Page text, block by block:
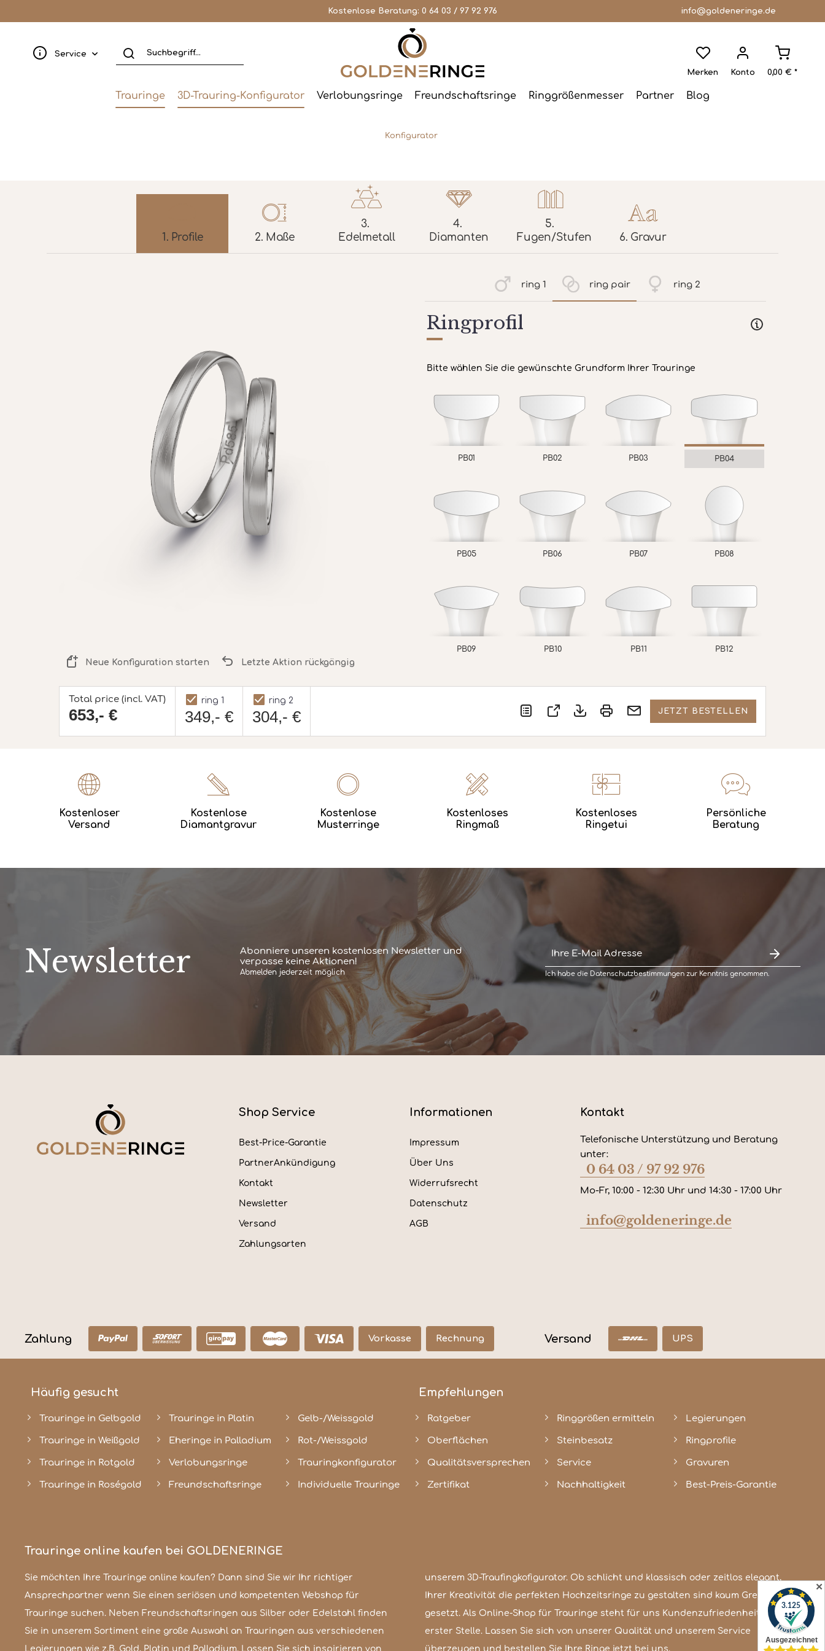
Kostenlose Beratung: 0 64 03 / 97 92 976 info@goldeneringe.de
Service
Merken Konto 0,00 € *
Trauringe 3D-Trauring-Konfigurator Verlobungsringe Freundschaftsringe Ringgrößenmesser Partner Blog
Konfigurator
1. Profile 2. Maße
3.
Edelmetall
4.
Diamanten
5.
Fugen/Stufen
6. Gravur
Neue Konfiguration starten Letzte Aktion rückgängig
ring 1 ring pair ring 2
Ringprofil
Bitte wählen Sie die gewünschte Grundform Ihrer Trauringe
PB01 PB02 PB03 PB04
PB05 PB06 PB07 PB08
PB09 PB10 PB11 PB12
Total price (incl. VAT)
653,- €
ring 1
349,- €
ring 2
304,- € JETZT BESTELLEN
Kostenloser
Versand
Kostenlose
Diamantgravur
Kostenlose
Musterringe
Kostenloses
Ringmaß
Kostenloses
Ringetui
Persönliche
Beratung
Newsletter
Abonniere unseren kostenlosen Newsletter und
verpasse keine Aktionen!
Abmelden jederzeit möglich Ich habe die Datenschutzbestimmungenzur Kenntnis genommen.
Shop Service
Best-Price-Garantie
PartnerAnkündigung
Kontakt
Newsletter
Versand
Zahlungsarten
Informationen
Impressum
Über Uns
Widerrufsrecht
Datenschutz
AGB
Kontakt
Telefonische Unterstützung und Beratung
unter:
0 64 03 / 97 92 976
Mo-Fr, 10:00 - 12:30 Uhr und 14:30 - 17:00 Uhr
info@goldeneringe.de
Zahlung Vorkasse Rechnung Versand UPS
Häufig gesucht
Trauringe in Gelbgold Trauringe in Platin Gelb-/Weissgold
Trauringe in Weißgold Eheringe in Palladium Rot-/Weissgold
Trauringe in Rotgold Verlobungsringe Trauringkonfigurator
Trauringe in Roségold Freundschaftsringe Individuelle Trauringe
Empfehlungen
Ratgeber Ringgrößen ermitteln Legierungen
Oberflächen Steinbesatz Ringprofile
Qualitätsversprechen Service Gravuren
Zertifikat Nachhaltigkeit Best-Preis-Garantie
Trauringe online kaufen bei GOLDENERINGE
Sie möchten Ihre Trauringe online kaufen? Dann sind Sie wir Ihr richtiger
Ansprechpartner wenn Sie einen seriösen und kompetenten Webshop für
Trauringe suchen. Neben Freundschaftsringen aus Silber oder Edelstahl finden
Sie in unserem Sortiment eine große Auswahl an Trauringen aus verschiedenen
Legierungen wie z.B. Gold, Platin und Palladium. Lassen Sie sich inspirieren von
unserem 3D-Traufingkofigurator. Ob schlicht und klassisch oder zeitlos elegant,
Ihrer Kreativität die perfekten Hochzeitsringe zu gestalten sind kaum Grenzen
gesetzt. Als Online-Shop für Trauringe steht für uns Kundenzufriedenheit an
erster Stelle. Lassen Sie sich von unserer Qualität und unserem Service
überzeugen und bestellen Sie Ihre Ringe jetzt bei uns.
✕